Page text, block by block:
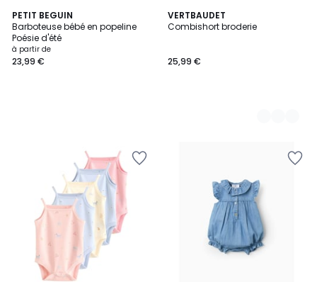
PETIT BEGUIN
Barboteuse bébé en popeline
Poésie d'été
à partir de
23,99 €
VERTBAUDET
Combishort broderie
25,99 €
2
Couleurs